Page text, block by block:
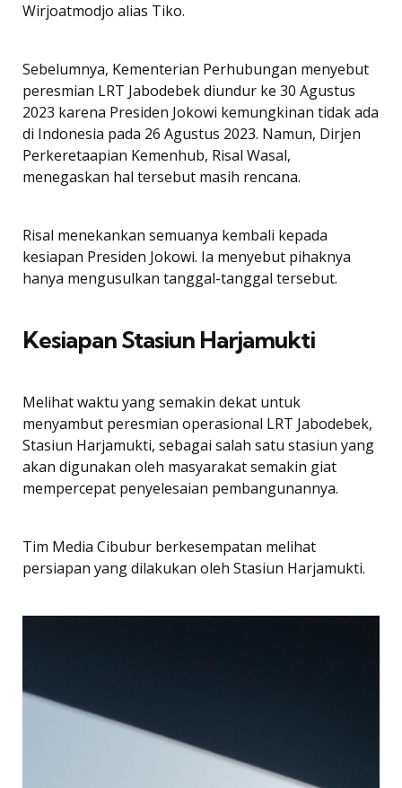
Wirjoatmodjo alias Tiko.
Sebelumnya, Kementerian Perhubungan menyebut
peresmian LRT Jabodebek diundur ke 30 Agustus
2023 karena Presiden Jokowi kemungkinan tidak ada
di Indonesia pada 26 Agustus 2023. Namun, Dirjen
Perkeretaapian Kemenhub, Risal Wasal,
menegaskan hal tersebut masih rencana.
Risal menekankan semuanya kembali kepada
kesiapan Presiden Jokowi. Ia menyebut pihaknya
hanya mengusulkan tanggal-tanggal tersebut.
Kesiapan Stasiun Harjamukti
Melihat waktu yang semakin dekat untuk
menyambut peresmian operasional LRT Jabodebek,
Stasiun Harjamukti, sebagai salah satu stasiun yang
akan digunakan oleh masyarakat semakin giat
mempercepat penyelesaian pembangunannya.
Tim Media Cibubur berkesempatan melihat
persiapan yang dilakukan oleh Stasiun Harjamukti.